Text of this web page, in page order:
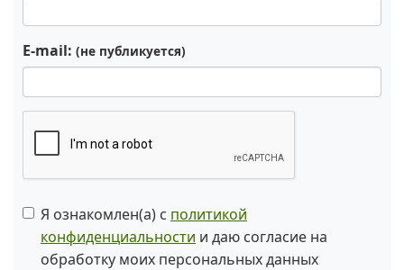
E-mail: (не публикуется)
Я ознакомлен(а) с политикой
конфиденциальности и даю согласие на
обработку моих персональных данных